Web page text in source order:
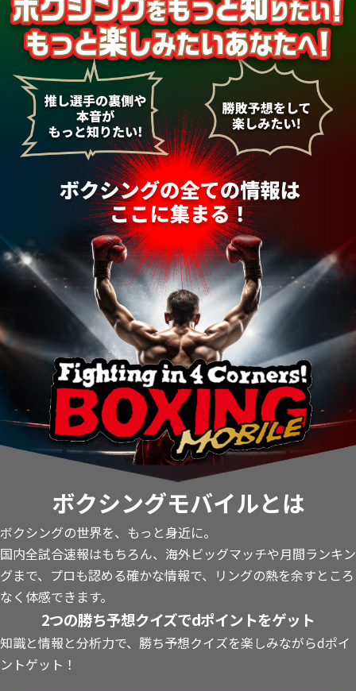
ボクシングモバイルとは
ボクシングの世界を、もっと身近に。
国内全試合速報はもちろん、海外ビッグマッチや月間ランキン
グまで、プロも認める確かな情報で、リングの熱を余すところ
なく体感できます。
2つの勝ち予想クイズでdポイントをゲット
知識と情報と分析力で、勝ち予想クイズを楽しみながらdポイ
ントゲット！